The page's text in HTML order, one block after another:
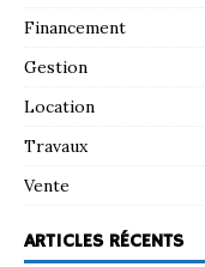
Financement
Gestion
Location
Travaux
Vente
ARTICLES RÉCENTS